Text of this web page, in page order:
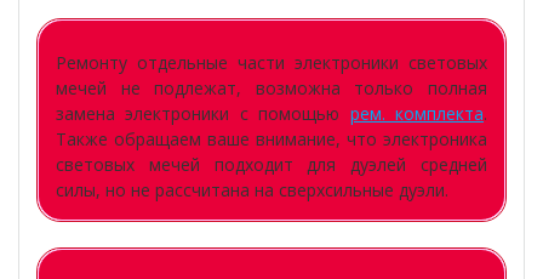
Ремонту отдельные части электроники световых
мечей не подлежат, возможна только полная
замена электроники с помощью рем. комплекта.
Также обращаем ваше внимание, что электроника
световых мечей подходит для дуэлей средней
силы, но не рассчитана на сверхсильные дуэли.